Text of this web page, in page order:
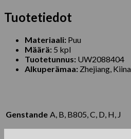
Tuotetiedot
Materiaali: Puu
Määrä: 5 kpl
Tuotetunnus: UW2088404
Alkuperämaa: Zhejiang, Kiina
Genstande A, B, B805, C, D, H, J